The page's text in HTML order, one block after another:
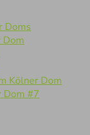
Doms
Dom
Kölner Dom
Dom #7